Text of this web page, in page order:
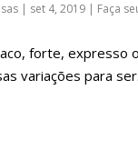
| set 4, 2019 | Faça
forte, expresso
variações para